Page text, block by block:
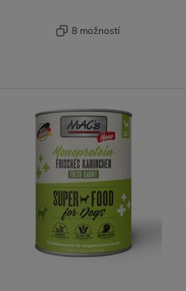
8 možností